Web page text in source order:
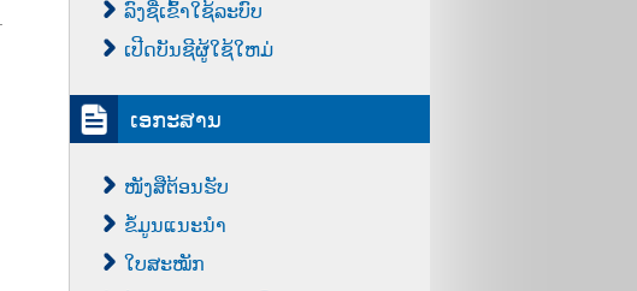
ລົງຊື່ເຂົ້າໃຊ້ລະບົບ
ເປີດບັນຊີຜູ້ໃຊ້ໃຫມ່
ເອກະສານ
ໜັງສືຕ້ອນຮັບ
ຂໍ້ມູນແນະນຳ
ໃບສະໝັກ